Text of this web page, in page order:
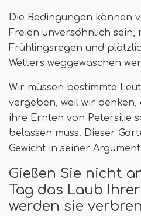
Die Bedingungen können
Freien unversöhnlich sein,
Frühlingsregen und
Wetters weggewaschen
Wir müssen bestimmte
vergeben, weil wir denken,
ihre Ernten von Petersilie
belassen muss. Dieser
Gewicht in seiner
Gießen Sie nicht
Tag das Laub
werden sie